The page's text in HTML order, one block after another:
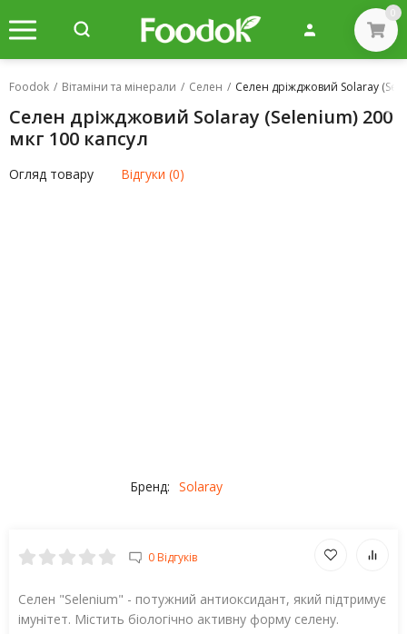
0
Foodok / Вітаміни та мінерали / Селен / Селен дріжджовий Solaray
Селен дріжджовий Solaray (Selenium) 200
мкг 100 капсул
Огляд товару Відгуки (0)
Бренд: Solaray
0 Відгуків
Селен "Selenium" - потужний антиоксидант, який підтримує
імунітет. Містить біологічно активну форму селену.